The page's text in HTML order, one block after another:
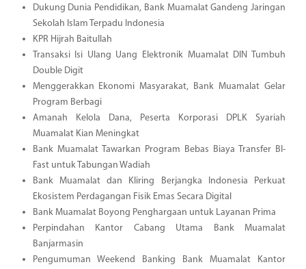
Dukung Dunia Pendidikan, Bank Muamalat Gandeng Jaringan
Sekolah Islam Terpadu Indonesia
KPR Hijrah Baitullah
Transaksi Isi Ulang Uang Elektronik Muamalat DIN Tumbuh
Double Digit
Menggerakkan Ekonomi Masyarakat, Bank Muamalat Gelar
Program Berbagi
Amanah Kelola Dana, Peserta Korporasi DPLK Syariah
Muamalat Kian Meningkat
Bank Muamalat Tawarkan Program Bebas Biaya Transfer BI-
Fast untuk Tabungan Wadiah
Bank Muamalat dan Kliring Berjangka Indonesia Perkuat
Ekosistem Perdagangan Fisik Emas Secara Digital
Bank Muamalat Boyong Penghargaan untuk Layanan Prima
Perpindahan Kantor Cabang Utama Bank Muamalat
Banjarmasin
Pengumuman Weekend Banking Bank Muamalat Kantor